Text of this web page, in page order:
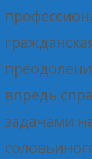
впредь
задачами